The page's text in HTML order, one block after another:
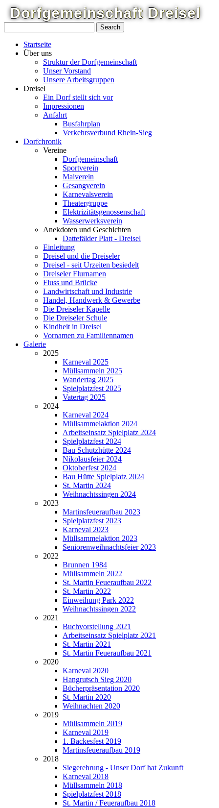
Dorfgemeinschaft Dreisel
Startseite
Über uns
Struktur der Dorfgemeinschaft
Unser Vorstand
Unsere Arbeitsgruppen
Dreisel
Ein Dorf stellt sich vor
Impressionen
Anfahrt
Busfahrplan
Verkehrsverbund Rhein-Sieg
Dorfchronik
Vereine
Dorfgemeinschaft
Sportverein
Maiverein
Gesangverein
Karnevalsverein
Theatergruppe
Elektrizitätsgenossenschaft
Wasserwerksverein
Anekdoten und Geschichten
Dattefälder Platt - Dreisel
Einleitung
Dreisel und die Dreiseler
Dreisel - seit Urzeiten besiedelt
Dreiseler Flurnamen
Fluss und Brücke
Landwirtschaft und Industrie
Handel, Handwerk & Gewerbe
Die Dreiseler Kapelle
Die Dreiseler Schule
Kindheit in Dreisel
Vornamen zu Familiennamen
Galerie
2025
Karneval 2025
Müllsammeln 2025
Wandertag 2025
Spielplatzfest 2025
Vatertag 2025
2024
Karneval 2024
Müllsammelaktion 2024
Arbeitseinsatz Spielplatz 2024
Spielplatzfest 2024
Bau Schutzhütte 2024
Nikolausfeier 2024
Oktoberfest 2024
Bau Hütte Spielplatz 2024
St. Martin 2024
Weihnachtssingen 2024
2023
Martinsfeueraufbau 2023
Spielplatzfest 2023
Karneval 2023
Müllsammelaktion 2023
Seniorenweihnachtsfeier 2023
2022
Brunnen 1984
Müllsammeln 2022
St. Martin Feueraufbau 2022
St. Martin 2022
Einweihung Park 2022
Weihnachtssingen 2022
2021
Buchvorstellung 2021
Arbeitseinsatz Spielplatz 2021
St. Martin 2021
St. Martin Feueraufbau 2021
2020
Karneval 2020
Hangrutsch Sieg 2020
Bücherpräsentation 2020
St. Martin 2020
Weihnachten 2020
2019
Müllsammeln 2019
Karneval 2019
1. Backesfest 2019
Martinsfeueraufbau 2019
2018
Siegerehrung - Unser Dorf hat Zukunft
Karneval 2018
Müllsammeln 2018
Spielplatzfest 2018
St. Martin / Feueraufbau 2018